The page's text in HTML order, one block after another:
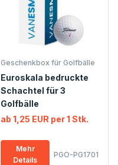
Geschenkbox für Golfbälle
Euroskala bedruckte
Schachtel für 3
Golfbälle
ab 1,25 EUR per 1 Stk.
Mehr
Details
PGO-PG1701